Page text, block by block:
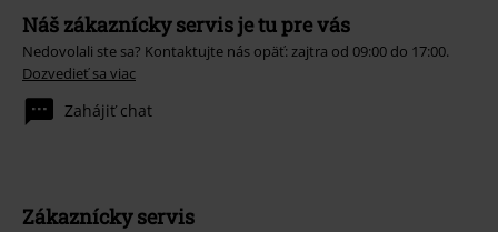
Náš zákaznícky servis je tu pre vás
Nedovolali ste sa? Kontaktujte nás opäť: zajtra od 09:00 do 17:00.
Dozvedieť sa viac
Zahájiť chat
Zákaznícky servis